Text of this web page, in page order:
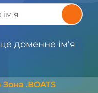
доменне ім'я
.BOATS